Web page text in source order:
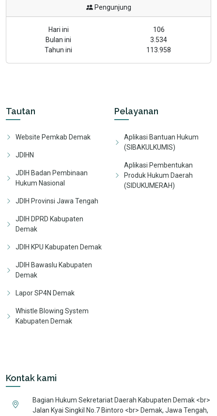
Pengunjung
Hari ini
106
Bulan ini
3.534
Tahun ini
113.958
Tautan
Website Pemkab Demak
JDIHN
JDIH Badan Pembinaan
Hukum Nasional
JDIH Provinsi Jawa Tengah
JDIH DPRD Kabupaten
Demak
JDIH KPU Kabupaten Demak
JDIH Bawaslu Kabupaten
Demak
Lapor SP4N Demak
Whistle Blowing System
Kabupaten Demak
Pelayanan
Aplikasi Bantuan Hukum
(SIBAKULKUMIS)
Aplikasi Pembentukan
Produk Hukum Daerah
(SIDUKUMERAH)
Kontak kami
Bagian Hukum Sekretariat Daerah Kabupaten Demak <br>
Jalan Kyai Singkil No.7 Bintoro <br> Demak, Jawa Tengah,